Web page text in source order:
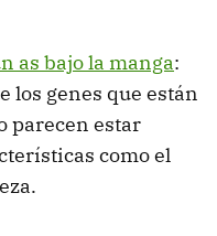
as bajo la manga:
los genes que están
parecen estar
como el